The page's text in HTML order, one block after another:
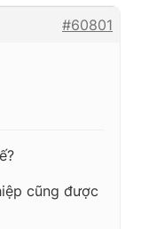
#60801
cũng được